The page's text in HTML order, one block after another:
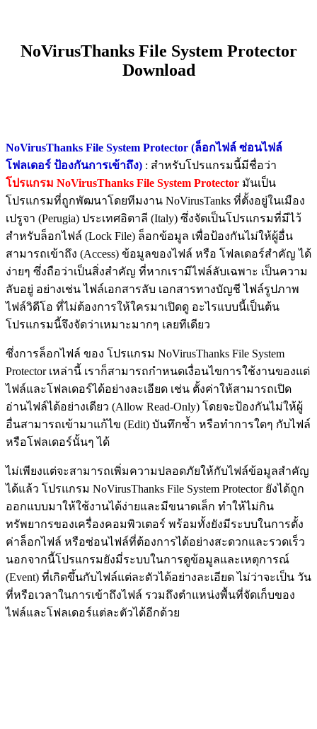
NoVirusThanks File System Protector
Download
NoVirusThanks File System Protector (ล็อกไฟล์ ซ่อนไฟล์
โฟลเดอร์ ป้องกันการเข้าถึง) : สำหรับโปรแกรมนี้มีชื่อว่า
โปรแกรม NoVirusThanks File System Protector มันเป็น
โปรแกรมที่ถูกพัฒนาโดยทีมงาน NoVirusTanks ที่ตั้งอยู่ในเมือง
เปรูจา (Perugia) ประเทศอิตาลี (Italy) ซึ่งจัดเป็นโปรแกรมที่มีไว้
สำหรับล็อกไฟล์ (Lock File) ล็อกข้อมูล เพื่อป้องกันไม่ให้ผู้อื่น
สามารถเข้าถึง (Access) ข้อมูลของไฟล์ หรือ โฟลเดอร์สำคัญ ได้
ง่ายๆ ซึ่งถือว่าเป็นสิ่งสำคัญ ที่หากเรามีไฟล์ลับเฉพาะ เป็นความ
ลับอยู่ อย่างเช่น ไฟล์เอกสารลับ เอกสารทางบัญชี ไฟล์รูปภาพ
ไฟล์วิดีโอ ที่ไม่ต้องการให้ใครมาเปิดดู อะไรแบบนี้เป็นต้น
โปรแกรมนี้จึงจัดว่าเหมาะมากๆ เลยทีเดียว
ซึ่งการล็อกไฟล์ ของ โปรแกรม NoVirusThanks File System
Protector เหล่านี้ เราก็สามารถกำหนดเงื่อนไขการใช้งานของแต่
ไฟล์และโฟลเดอร์ได้อย่างละเอียด เช่น ตั้งค่าให้สามารถเปิด
อ่านไฟล์ได้อย่างเดียว (Allow Read-Only) โดยจะป้องกันไม่ให้ผู้
อื่นสามารถเข้ามาแก้ไข (Edit) บันทึกซ้ำ หรือทำการใดๆ กับไฟล์
หรือโฟลเดอร์นั้นๆ ได้
ไม่เพียงแต่จะสามารถเพิ่มความปลอดภัยให้กับไฟล์ข้อมูลสำคัญ
ได้แล้ว โปรแกรม NoVirusThanks File System Protector ยังได้ถูก
ออกแบบมาให้ใช้งานได้ง่ายและมีขนาดเล็ก ทำให้ไม่กิน
ทรัพยากรของเครื่องคอมพิวเตอร์ พร้อมทั้งยังมีระบบในการตั้ง
ค่าล็อกไฟล์ หรือซ่อนไฟล์ที่ต้องการได้อย่างสะดวกและรวดเร็ว
นอกจากนี้โปรแกรมยังมี่ระบบในการดูข้อมูลและเหตุการณ์
(Event) ที่เกิดขึ้นกับไฟล์แต่ละตัวได้อย่างละเอียด ไม่ว่าจะเป็น วัน
ที่หรือเวลาในการเข้าถึงไฟล์ รวมถึงตำแหน่งพื้นที่จัดเก็บของ
ไฟล์และโฟลเดอร์แต่ละตัวได้อีกด้วย